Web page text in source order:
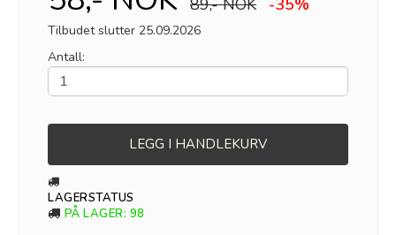
89,- NOK -35%
Tilbudet slutter 25.09.2026
Antall:
LEGG I HANDLEKURV
LAGERSTATUS
PÅ LAGER: 98